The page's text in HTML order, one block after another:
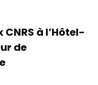
à l’Hôtel-
de